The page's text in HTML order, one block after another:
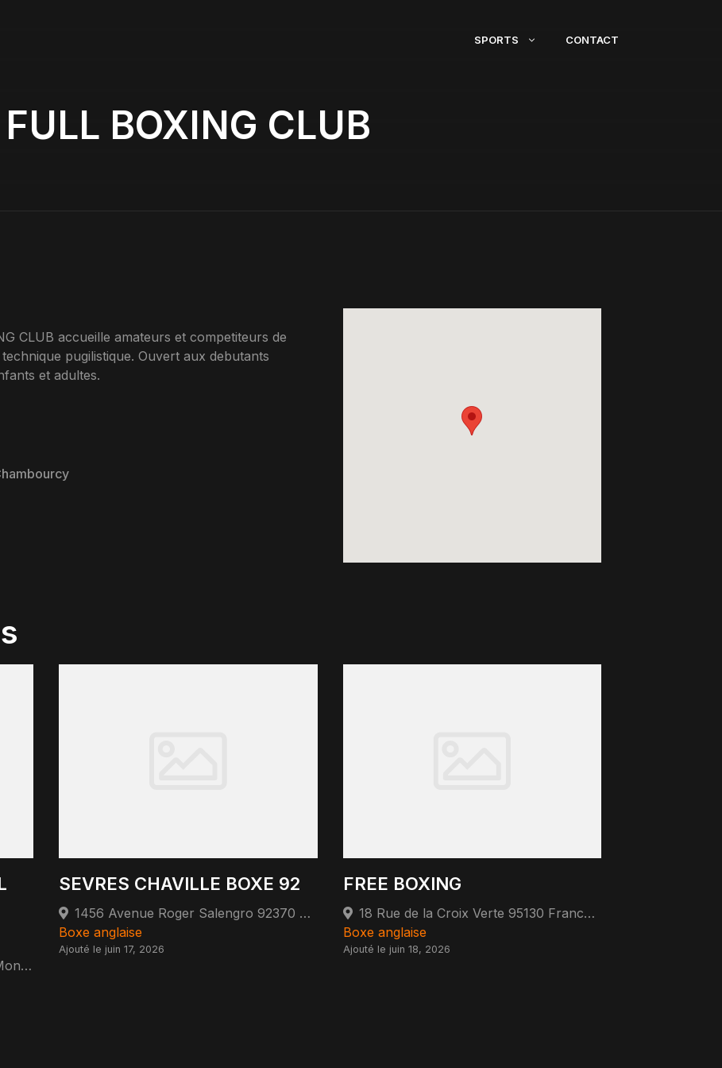
SPORTS CONTACT
FULL BOXING CLUB
CLUB accueille amateurs et competiteurs de
pugilistique. Ouvert aux debutants
et adultes.
90 Rue du Lieutenant Colonel de Montbrison 92500 Rueil-Malmaison
SEVRES CHAVILLE BOXE 92
1456 Avenue Roger Salengro 92370 Chaville
Boxe anglaise
Ajouté le juin 17, 2026
FREE BOXING
18 Rue de la Croix Verte 95130 Franconville
Boxe anglaise
Ajouté le juin 18, 2026